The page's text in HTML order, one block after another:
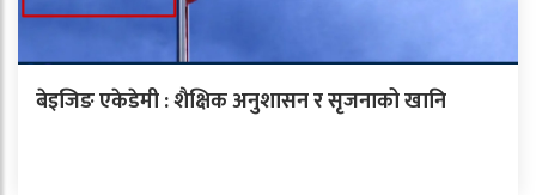
बेइजिङ एकेडेमी : शैक्षिक अनुशासन र सृजनाको खानि